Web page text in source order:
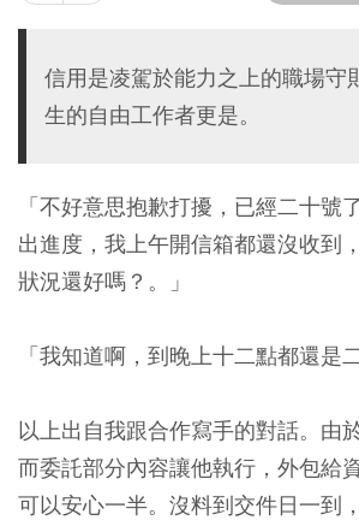
信用是凌駕於能力之上的職場守
生的自由工作者更是。
「不好意思抱歉打擾，已經二十號
出進度，我上午開信箱都還沒收到
狀況還好嗎？。」
「我知道啊，到晚上十二點都還是
以上出自我跟合作寫手的對話。由
而委託部分內容讓他執行，外包給
可以安心一半。沒料到交件日一到